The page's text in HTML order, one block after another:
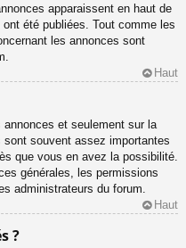
apparaissent en haut de
été publiées. Tout comme les
les annonces sont
Haut
annonces et seulement sur la
souvent assez importantes
que vous en avez la possibilité.
générales, les permissions
administrateurs du forum.
Haut
?